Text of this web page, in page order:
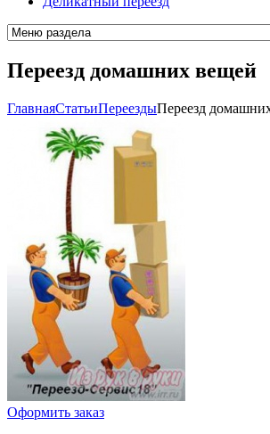
Переезд домашних вещей
ГлавнаяCтатьиПереездыПереезд
Оформить заказ